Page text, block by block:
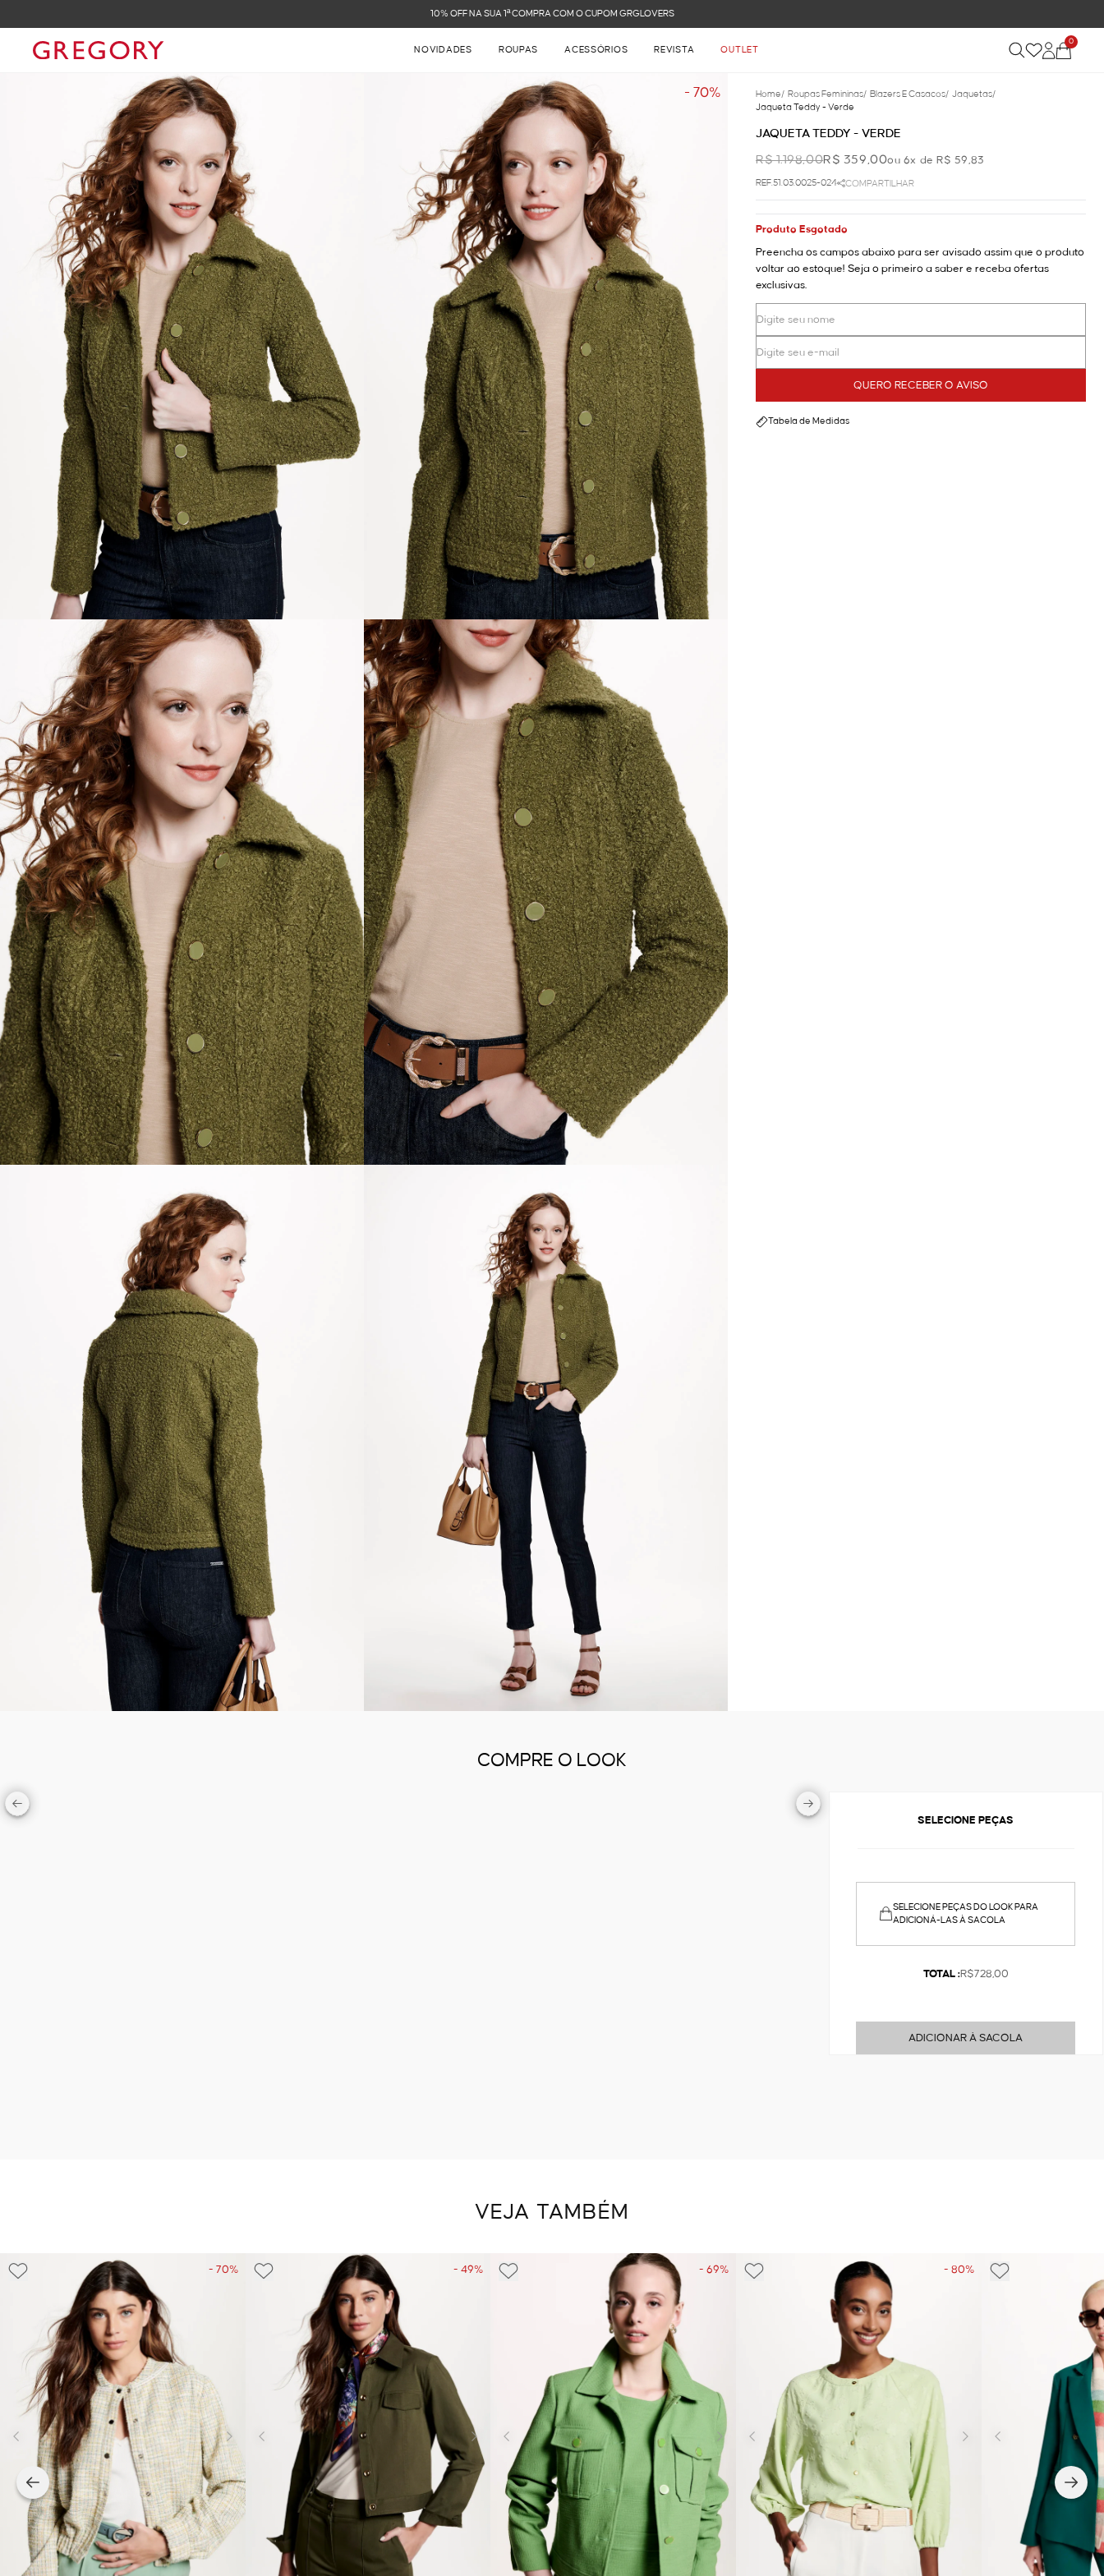
FRETE GRÁTIS NAS COMPRAS ACIMA DE R$ 899
NOVIDADES ROUPAS ACESSÓRIOS REVISTA OUTLET
0
- 70% Home/ Roupas Femininas/ Blazers E Casacos/ Jaquetas/
Jaqueta Teddy - Verde
JAQUETA TEDDY - VERDE
R$ 1.198,00R$ 359,00ou 6x de R$ 59,83
REF.51.03.0025-024 COMPARTILHAR
Produto Esgotado
Preencha os campos abaixo para ser avisado assim que o produto
voltar ao estoque! Seja o primeiro a saber e receba ofertas
exclusivas.
QUERO RECEBER O AVISO
Tabela de Medidas
COMPRE O LOOK
SELECIONE PEÇAS
SELECIONE PEÇAS DO LOOK PARA
ADICIONÁ-LAS À SACOLA
TOTAL :R$728,00
ADICIONAR À SACOLA
VEJA TAMBÉM
- 70% - 49% - 69% - 80%